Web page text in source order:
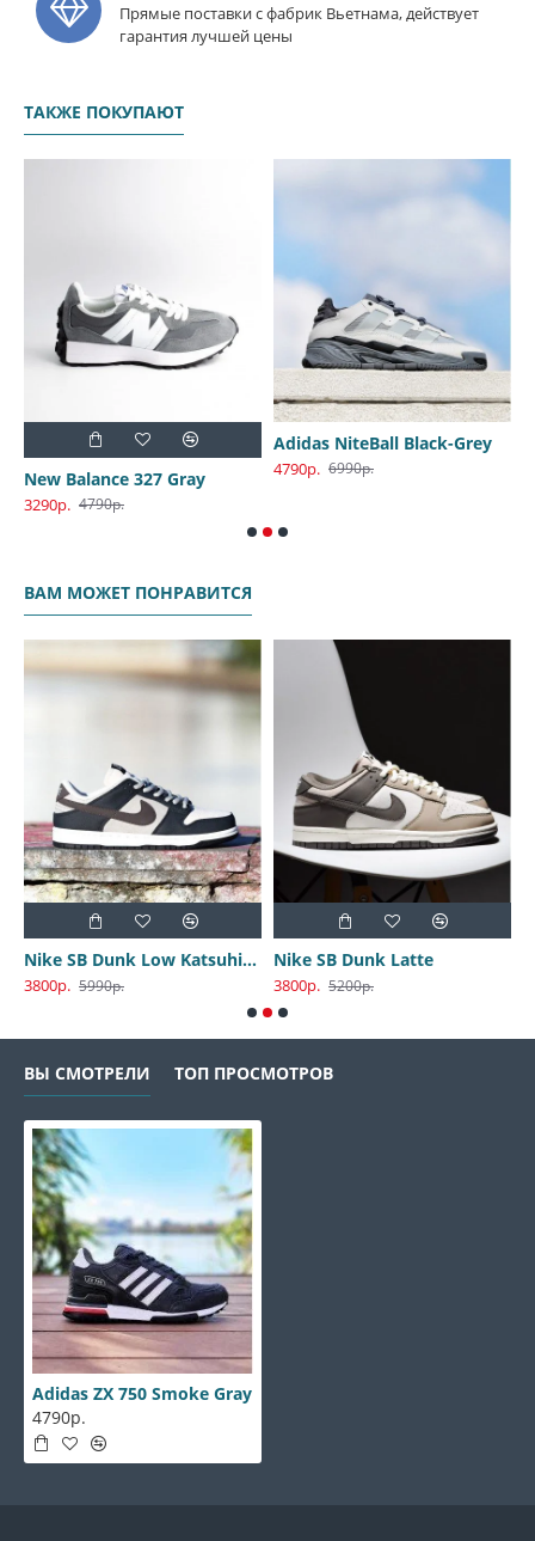
Прямые поставки с фабрик Вьетнама, действует
гарантия лучшей цены
ТАКЖЕ ПОКУПАЮТ
New Balance 327 Gray
3290р. 4790р.
Adidas NiteBall Black-Grey
4790р. 6990р.
ВАМ МОЖЕТ ПОНРАВИТСЯ
Nike SB Dunk Low Katsuhiro Otomo
3800р. 5990р.
Nike SB Dunk Latte
3800р. 5200р.
ВЫ СМОТРЕЛИ ТОП ПРОСМОТРОВ
Adidas ZX 750 Smoke Gray
4790р.